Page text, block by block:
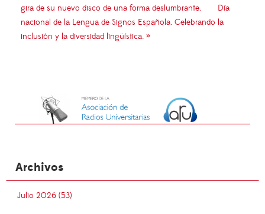
gira de su nuevo disco de una forma deslumbrante.
Día
nacional de la Lengua de Signos Española. Celebrando la
inclusión y la diversidad lingüística. »
Archivos
Julio 2026 (53)